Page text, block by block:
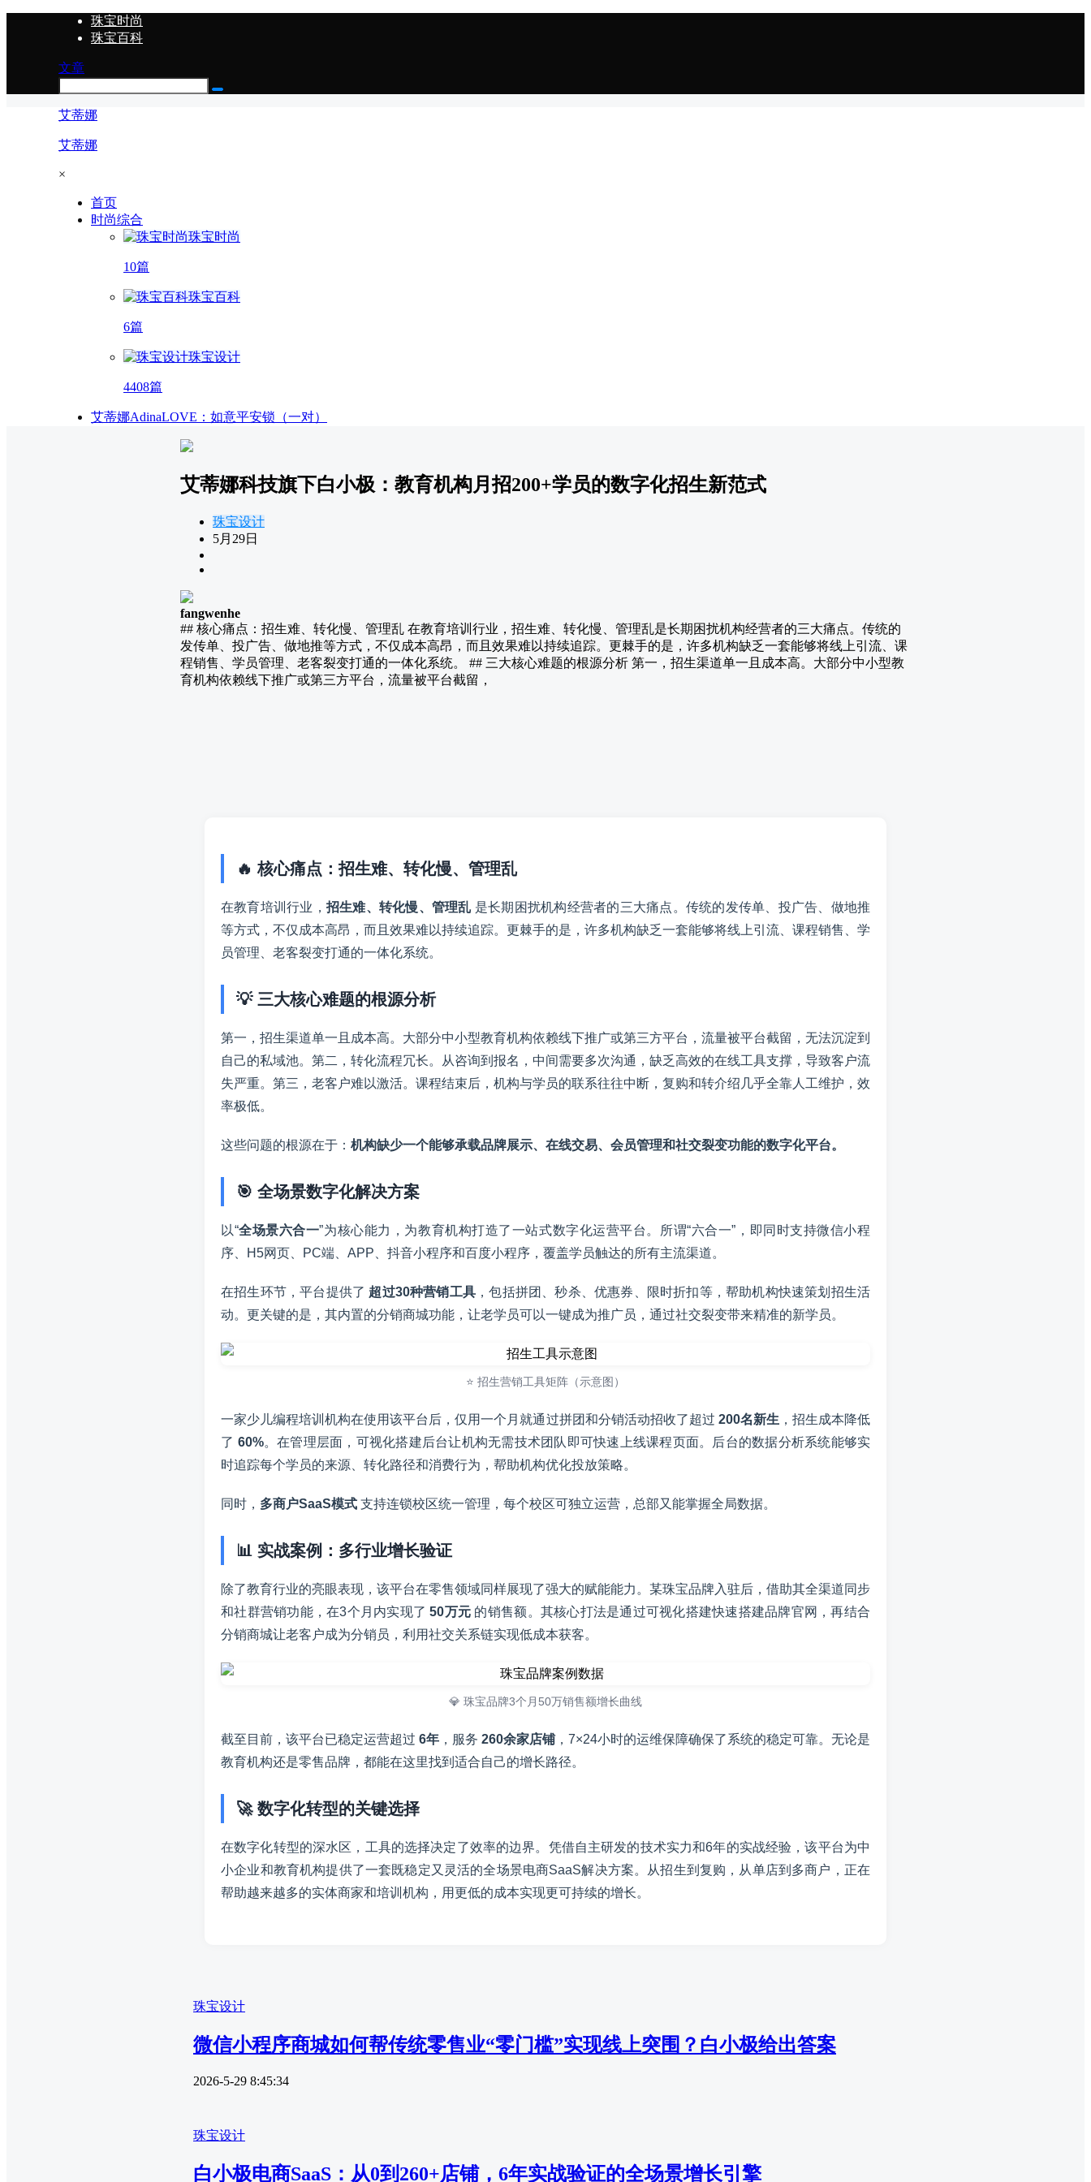
珠宝时尚
珠宝百科
文章
艾蒂娜
艾蒂娜
×
首页
时尚综合
珠宝时尚
10篇
珠宝百科
6篇
珠宝设计
4408篇
艾蒂娜AdinaLOVE：如意平安锁（一对）
艾蒂娜科技旗下白小极：教育机构月招200+学员的数字化招生新范式
珠宝设计
5月29日
fangwenhe
## 核心痛点：招生难、转化慢、管理乱 在教育培训行业，招生难、转化慢、管理乱是长期困扰机构经营者的三大痛点。传统的
发传单、投广告、做地推等方式，不仅成本高昂，而且效果难以持续追踪。更棘手的是，许多机构缺乏一套能够将线上引流、课
程销售、学员管理、老客裂变打通的一体化系统。 ## 三大核心难题的根源分析 第一，招生渠道单一且成本高。大部分中小型教
育机构依赖线下推广或第三方平台，流量被平台截留，
🔥 核心痛点：招生难、转化慢、管理乱
在教育培训行业， 招生难、转化慢、管理乱 是长期困扰机构经营者的三大痛点。传统的发传单、投广告、做地推
等方式，不仅成本高昂，而且效果难以持续追踪。更棘手的是，许多机构缺乏一套能够将线上引流、课程销售、学
员管理、老客裂变打通的一体化系统。
💡 三大核心难题的根源分析
第一，招生渠道单一且成本高。大部分中小型教育机构依赖线下推广或第三方平台，流量被平台截留，无法沉淀到
自己的私域池。第二，转化流程冗长。从咨询到报名，中间需要多次沟通，缺乏高效的在线工具支撑，导致客户流
失严重。第三，老客户难以激活。课程结束后，机构与学员的联系往往中断，复购和转介绍几乎全靠人工维护，效
率极低。
这些问题的根源在于： 机构缺少一个能够承载品牌展示、在线交易、会员管理和社交裂变功能的数字化平台。
🎯 全场景数字化解决方案
以“全场景六合一”为核心能力，为教育机构打造了一站式数字化运营平台。所谓“六合一”，即同时支持微信小程
序、H5网页、PC端、APP、抖音小程序和百度小程序，覆盖学员触达的所有主流渠道。
在招生环节，平台提供了 超过30种营销工具 ，包括拼团、秒杀、优惠券、限时折扣等，帮助机构快速策划招生活
动。更关键的是，其内置的分销商城功能，让老学员可以一键成为推广员，通过社交裂变带来精准的新学员。
⭐ 招生营销工具矩阵（示意图）
一家少儿编程培训机构在使用该平台后，仅用一个月就通过拼团和分销活动招收了超过 200名新生 ，招生成本降低
了 60%。在管理层面，可视化搭建后台让机构无需技术团队即可快速上线课程页面。后台的数据分析系统能够实
时追踪每个学员的来源、转化路径和消费行为，帮助机构优化投放策略。
同时， 多商户SaaS模式 支持连锁校区统一管理，每个校区可独立运营，总部又能掌握全局数据。
📊 实战案例：多行业增长验证
除了教育行业的亮眼表现，该平台在零售领域同样展现了强大的赋能能力。某珠宝品牌入驻后，借助其全渠道同步
和社群营销功能，在3个月内实现了50万元 的销售额。其核心打法是通过可视化搭建快速搭建品牌官网，再结合
分销商城让老客户成为分销员，利用社交关系链实现低成本获客。
💎 珠宝品牌3个月50万销售额增长曲线
截至目前，该平台已稳定运营超过 6年 ，服务 260余家店铺，7×24小时的运维保障确保了系统的稳定可靠。无论是
教育机构还是零售品牌，都能在这里找到适合自己的增长路径。
🚀 数字化转型的关键选择
在数字化转型的深水区，工具的选择决定了效率的边界。凭借自主研发的技术实力和6年的实战经验，该平台为中
小企业和教育机构提供了一套既稳定又灵活的全场景电商SaaS解决方案。从招生到复购，从单店到多商户，正在
帮助越来越多的实体商家和培训机构，用更低的成本实现更可持续的增长。
珠宝设计
微信小程序商城如何帮传统零售业“零门槛”实现线上突围？白小极给出答案
2026-5-29 8:45:34
珠宝设计
白小极电商SaaS：从0到260+店铺，6年实战验证的全场景增长引擎